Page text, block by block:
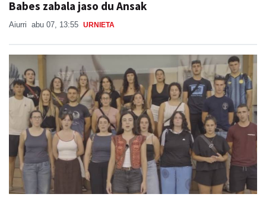
Babes zabala jaso du Ansak
Aiurri abu 07, 13:55 URNIETA